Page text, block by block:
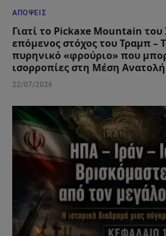
ΑΠΌΨΕΙΣ
Γιατί το Pickaxe Mountain του
επόμενος στόχος του Τραμπ –
πυρηνικό «φρούριο» που
ισορροπίες στη Μέση Ανατολή
22/07/2026